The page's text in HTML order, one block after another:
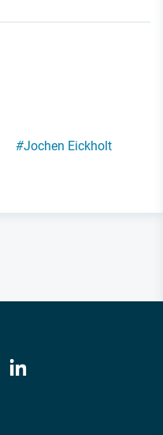
#Jochen Eickholt